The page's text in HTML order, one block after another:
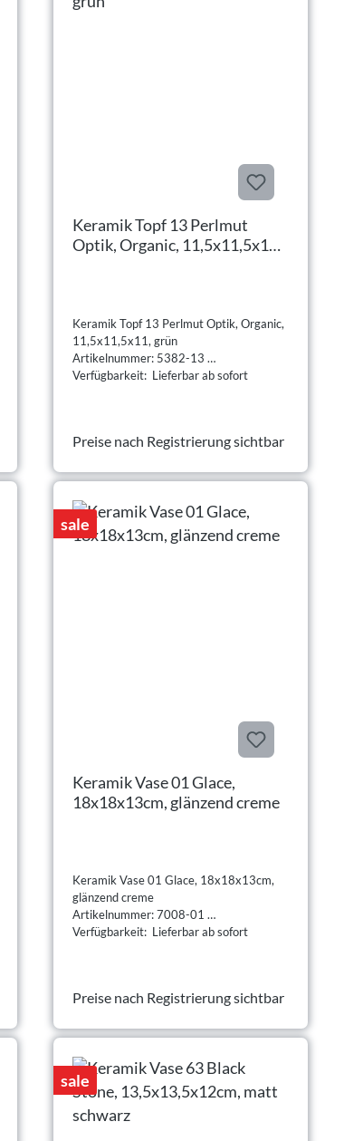
Keramik Topf 13 Perlmut
Optik, Organic, 11,5x11,5x11,
Keramik Topf 13 Perlmut Optik, Organic,
11,5x11,5x11, grün
Artikelnummer: 5382-13
Verfügbarkeit: Lieferbar ab sofort
Preise nach Registrierung sichtbar
sale
Keramik Vase 01 Glace,
18x18x13cm, glänzend creme
Keramik Vase 01 Glace, 18x18x13cm,
glänzend creme
Artikelnummer: 7008-01
Verfügbarkeit: Lieferbar ab sofort
Preise nach Registrierung sichtbar
sale